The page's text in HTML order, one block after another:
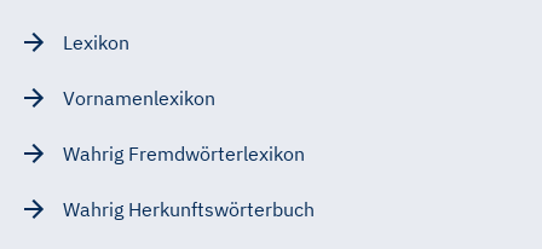
Lexikon
Vornamenlexikon
Wahrig Fremdwörterlexikon
Wahrig Herkunftswörterbuch